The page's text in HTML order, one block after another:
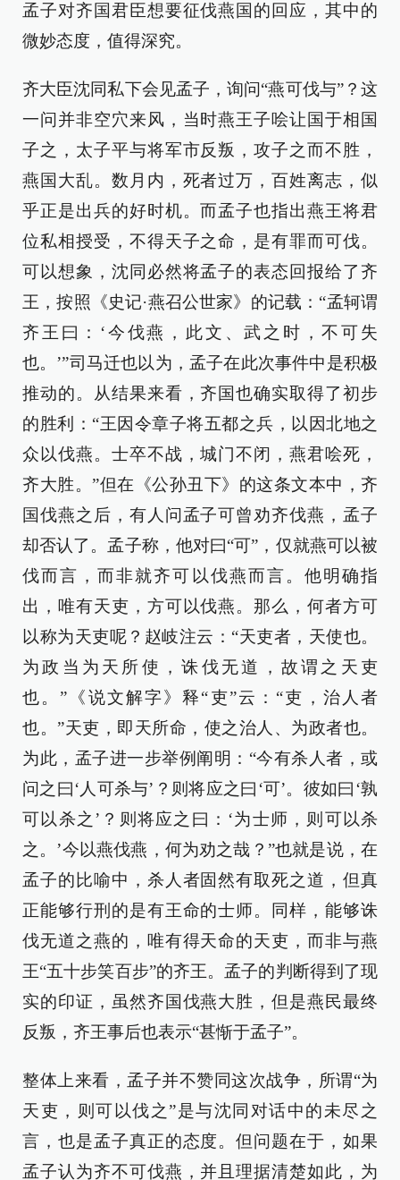
孟子对齐国君臣想要征伐燕国的回应，其中的
微妙态度，值得深究。
齐大臣沈同私下会见孟子，询问“燕可伐与”？这
一问并非空穴来风，当时燕王子哙让国于相国
子之，太子平与将军市反叛，攻子之而不胜，
燕国大乱。数月内，死者过万，百姓离志，似
乎正是出兵的好时机。而孟子也指出燕王将君
位私相授受，不得天子之命，是有罪而可伐。
可以想象，沈同必然将孟子的表态回报给了齐
王，按照《史记·燕召公世家》的记载：“孟轲谓
齐王曰：‘今伐燕，此文、武之时，不可失
也。’”司马迁也以为，孟子在此次事件中是积极
推动的。从结果来看，齐国也确实取得了初步
的胜利：“王因令章子将五都之兵，以因北地之
众以伐燕。士卒不战，城门不闭，燕君哙死，
齐大胜。”但在《公孙丑下》的这条文本中，齐
国伐燕之后，有人问孟子可曾劝齐伐燕，孟子
却否认了。孟子称，他对曰“可”，仅就燕可以被
伐而言，而非就齐可以伐燕而言。他明确指
出，唯有天吏，方可以伐燕。那么，何者方可
以称为天吏呢？赵岐注云：“天吏者，天使也。
为政当为天所使，诛伐无道，故谓之天吏
也。”《说文解字》释“吏”云：“吏，治人者
也。”天吏，即天所命，使之治人、为政者也。
为此，孟子进一步举例阐明：“今有杀人者，或
问之曰‘人可杀与’？则将应之曰‘可’。彼如曰‘孰
可以杀之’？则将应之曰：‘为士师，则可以杀
之。’今以燕伐燕，何为劝之哉？”也就是说，在
孟子的比喻中，杀人者固然有取死之道，但真
正能够行刑的是有王命的士师。同样，能够诛
伐无道之燕的，唯有得天命的天吏，而非与燕
王“五十步笑百步”的齐王。孟子的判断得到了现
实的印证，虽然齐国伐燕大胜，但是燕民最终
反叛，齐王事后也表示“甚惭于孟子”。
整体上来看，孟子并不赞同这次战争，所谓“为
天吏，则可以伐之”是与沈同对话中的未尽之
言，也是孟子真正的态度。但问题在于，如果
孟子认为齐不可伐燕，并且理据清楚如此，为